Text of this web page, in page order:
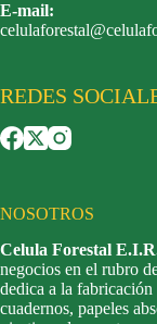
E-mail:
REDES
NOSOTROS
Celula Forestal
negocios en el rubro
dedica a la
cuadernos, papeles